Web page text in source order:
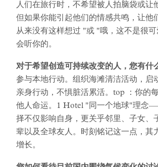
人们在旅行时，不希望被人拍脑袋或让
但如果你能引起他们的情感共鸣，让他
从来没有这样想过 "或 "哦，这不是很
会听你的。
对于希望创造可持续改变的人，您有什
参与本地行动。组织海滩清洁活动，启
亲身行动，不惧脏活累活。top ：你的
他人命运。1 Hotel "同一个地球"理念
择不仅影响自身，更关乎邻里、子女、
辈以及全球友人。时刻铭记这一点，其
增长。